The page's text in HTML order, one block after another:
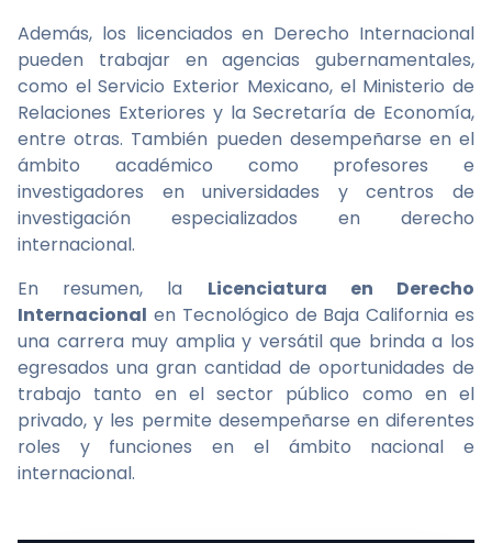
Además, los licenciados en Derecho Internacional
pueden trabajar en agencias gubernamentales,
como el Servicio Exterior Mexicano, el Ministerio de
Relaciones Exteriores y la Secretaría de Economía,
entre otras. También pueden desempeñarse en el
ámbito académico como profesores e
investigadores en universidades y centros de
investigación especializados en derecho
internacional.
En resumen, la Licenciatura en Derecho
Internacional en Tecnológico de Baja California es
una carrera muy amplia y versátil que brinda a los
egresados una gran cantidad de oportunidades de
trabajo tanto en el sector público como en el
privado, y les permite desempeñarse en diferentes
roles y funciones en el ámbito nacional e
internacional.